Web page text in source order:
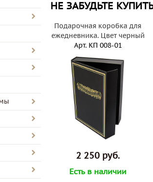
НЕ ЗАБУДЬТЕ
Подарочная коробка для
ежедневника. Цвет черный
Арт.КП 008-01
2 250 руб.
Есть в наличии